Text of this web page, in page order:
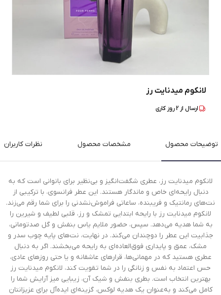
لانکوم میدنایت رز
ارسال از 2روز کاری
توضیحات محصول مشخصات محصول نظرات کاربران
لانکوم میدنایت رز، عطری شگفت‌انگیز و بی‌نظیر برای بانوانی است که به
دنبال رایحه‌ای خاص و ماندگار هستند. این عطر فرانسوی، با ترکیبی از
نت‌های رمانتیک و فریبنده، ساعاتی فراموش‌نشدنی را برای شما رقم می‌زند.
لانکوم میدنایت رز با رایحه ابتدایی تمشک و رز، قلبی لطیف و شیرین را
به شما هدیه می‌دهد. سپس، حضور ملایم یاس بنفش و گل صدتومانی،
جذابیت این عطر را دوچندان می‌کند. در نهایت، نت‌های پایه چوب سدر و
مشک، عمق و پایداری فوق‌العاده‌ای به رایحه می‌بخشند. اگر به دنبال
عطری هستید که در مهمانی‌ها، قرارهای عاشقانه و یا حتی روزهای عادی،
حس اعتماد به نفس و زنانگی را در شما تقویت کند، لانکوم میدنایت رز
بهترین انتخاب است. بطری بنفش و شیک آن، زیبایی میز آرایش شما را
کامل می‌کند و به‌عنوان یک هدیه لوکس، گزینه‌ای ایده‌آل برای عزیزانتان